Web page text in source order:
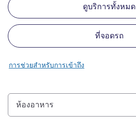
ดูบริการทั้งหมด
ที่จอดรถ
การช่วยสำหรับการเข้าถึง
ห้องอาหาร